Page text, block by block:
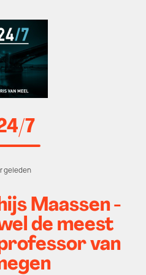
7
geleden
Maassen -
de meest
van